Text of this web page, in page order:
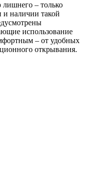
лишнего – только
наличии такой
использование
– от удобных
открывания.